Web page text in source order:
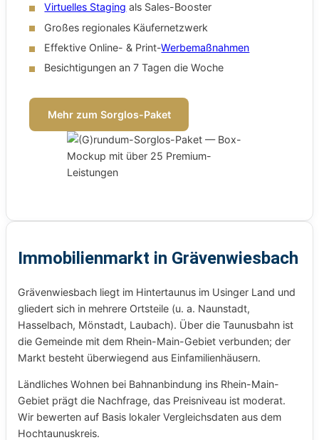
Virtuelles Staging als Sales-Booster
Großes regionales Käufernetzwerk
Effektive Online- & Print-Werbemaßnahmen
Besichtigungen an 7 Tagen die Woche
Mehr zum Sorglos-Paket
Immobilienmarkt in Grävenwiesbach
Grävenwiesbach liegt im Hintertaunus im Usinger Land und
gliedert sich in mehrere Ortsteile (u. a. Naunstadt,
Hasselbach, Mönstadt, Laubach). Über die Taunusbahn ist
die Gemeinde mit dem Rhein-Main-Gebiet verbunden; der
Markt besteht überwiegend aus Einfamilienhäusern.
Ländliches Wohnen bei Bahnanbindung ins Rhein-Main-
Gebiet prägt die Nachfrage, das Preisniveau ist moderat.
Wir bewerten auf Basis lokaler Vergleichsdaten aus dem
Hochtaunuskreis.